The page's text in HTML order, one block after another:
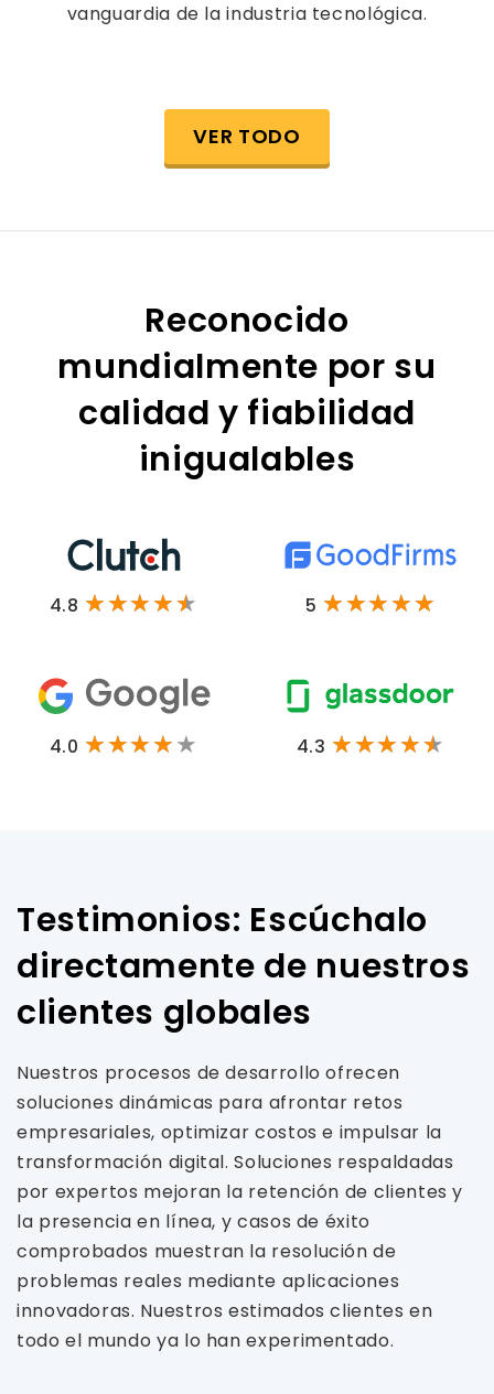
vanguardia de la industria tecnológica.
VER TODO
Reconocido
mundialmente por su
calidad y fiabilidad
inigualables
4.8 5
4.0 4.3
Testimonios: Escúchalo
directamente de nuestros
clientes globales
Nuestros procesos de desarrollo ofrecen
soluciones dinámicas para afrontar retos
empresariales, optimizar costos e impulsar la
transformación digital. Soluciones respaldadas
por expertos mejoran la retención de clientes y
la presencia en línea, y casos de éxito
comprobados muestran la resolución de
problemas reales mediante aplicaciones
innovadoras. Nuestros estimados clientes en
todo el mundo ya lo han experimentado.